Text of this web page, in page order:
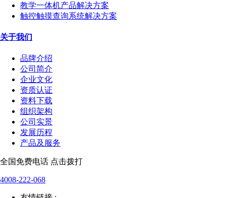
教学一体机产品解决方案
触控触摸查询系统解决方案
关于我们
品牌介绍
公司简介
企业文化
资质认证
资料下载
组织架构
公司实景
发展历程
产品及服务
全国免费电话 点击拨打
4008-222-068